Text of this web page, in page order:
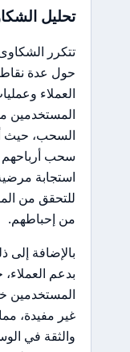
تحليل
حول عدة
العملاء
المستخدمين
السحب، حيث
سحب أرباحهم
استجابة
للتحقق من
من إحباطهم.
بالإضافة إلى
بدعم
المستخدمين
غير مفيدة،
والثقة في